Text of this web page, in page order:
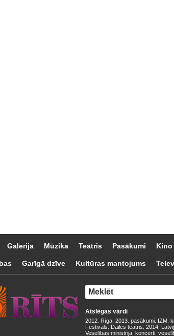
Galerija Mūzika Teātris Pasākumi Kino
Garīgā dzīve Kultūras mantojums
Atslēgas vārdi
2012 Rīga 2013 pasākumi IZM
Festivāls Dailes teātris 2014
Veselības ministrija koncerti